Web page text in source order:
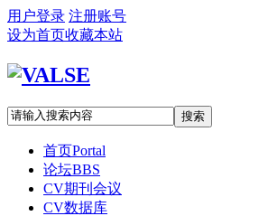
用户登录 注册账号
设为首页收藏本站
搜索
首页Portal
论坛BBS
CV期刊会议
CV数据库